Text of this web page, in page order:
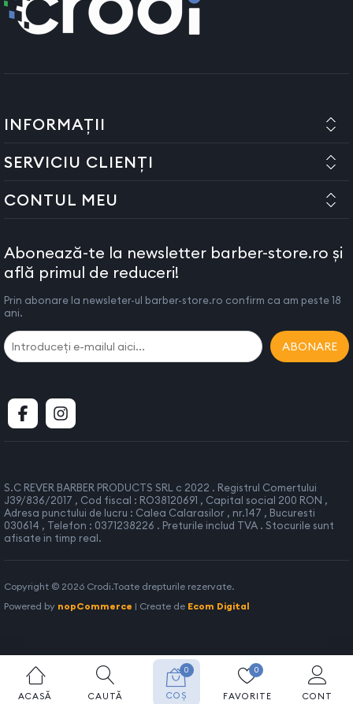
ACASĂ CAUTĂ CONT
FAVORITE
0
COȘ
0
INFORMAȚII
SERVICIU CLIENȚI
CONTUL MEU
Abonează-te la newsletter barber-store.ro și
află primul de reduceri!
Prin abonare la newsleter-ul barber-store.ro confirm ca am peste 18
ani.
ABONARE
S.C REVER BARBER PRODUCTS SRL c 2022 . Registrul Comertului
J39/836/2017 , Cod fiscal : RO38120691 , Capital social 200 RON ,
Adresa punctului de lucru : Calea Calarasilor , nr.147 , Bucuresti
030614 , Telefon : 0371238226 . Preturile includ TVA . Stocurile sunt
afisate in timp real.
Copyright © 2026 Crodi.Toate drepturile rezervate.
Powered by nopCommerce | Create de Ecom Digital